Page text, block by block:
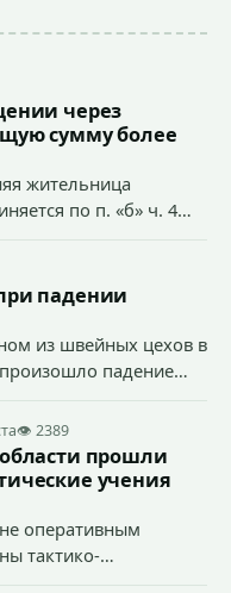
через
сумму более
жительница
по п. «б» ч. 4
маркетплейс.
падении
из швейных цехов в
падение
👁 2389
прошли
учения
оперативным
тактико-